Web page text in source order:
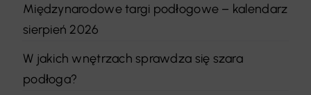
Międzynarodowe targi podłogowe – kalendarz
sierpień 2026
W jakich wnętrzach sprawdza się szara
podłoga?